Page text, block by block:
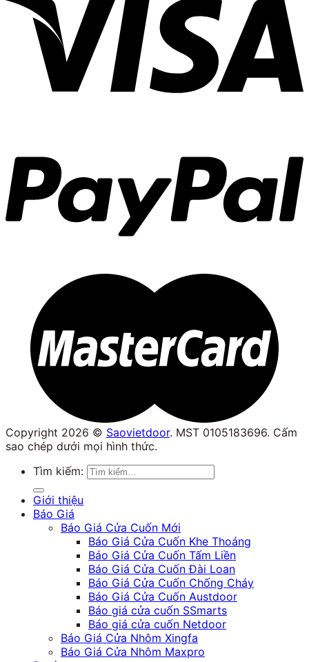
Copyright 2026 © Saovietdoor. MST 0105183696. Cấm
sao chép dưới mọi hình thức.
Tìm kiếm:
Giới thiệu
Báo Giá
Báo Giá Cửa Cuốn Mới
Báo Giá Cửa Cuốn Khe Thoáng
Báo Giá Cửa Cuốn Tấm Liền
Báo Giá Cửa Cuốn Đài Loan
Báo Giá Cửa Cuốn Chống Cháy
Báo Giá Cửa Cuốn Austdoor
Báo giá cửa cuốn SSmarts
Báo giá cửa cuốn Netdoor
Báo Giá Cửa Nhôm Xingfa
Báo Giá Cửa Nhôm Maxpro